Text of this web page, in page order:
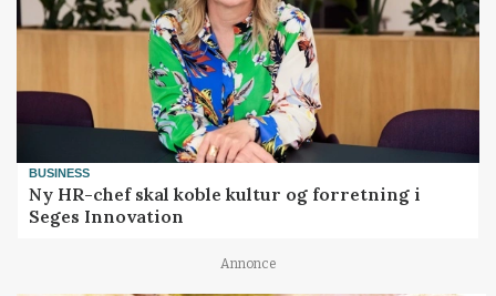
BUSINESS
Ny HR-chef skal koble kultur og forretning i
Seges Innovation
Annonce